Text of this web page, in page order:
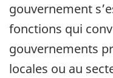
gouvernement
fonctions qui
gouvernements
locales ou au